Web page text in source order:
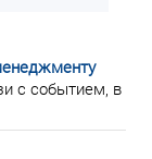
с событием, в